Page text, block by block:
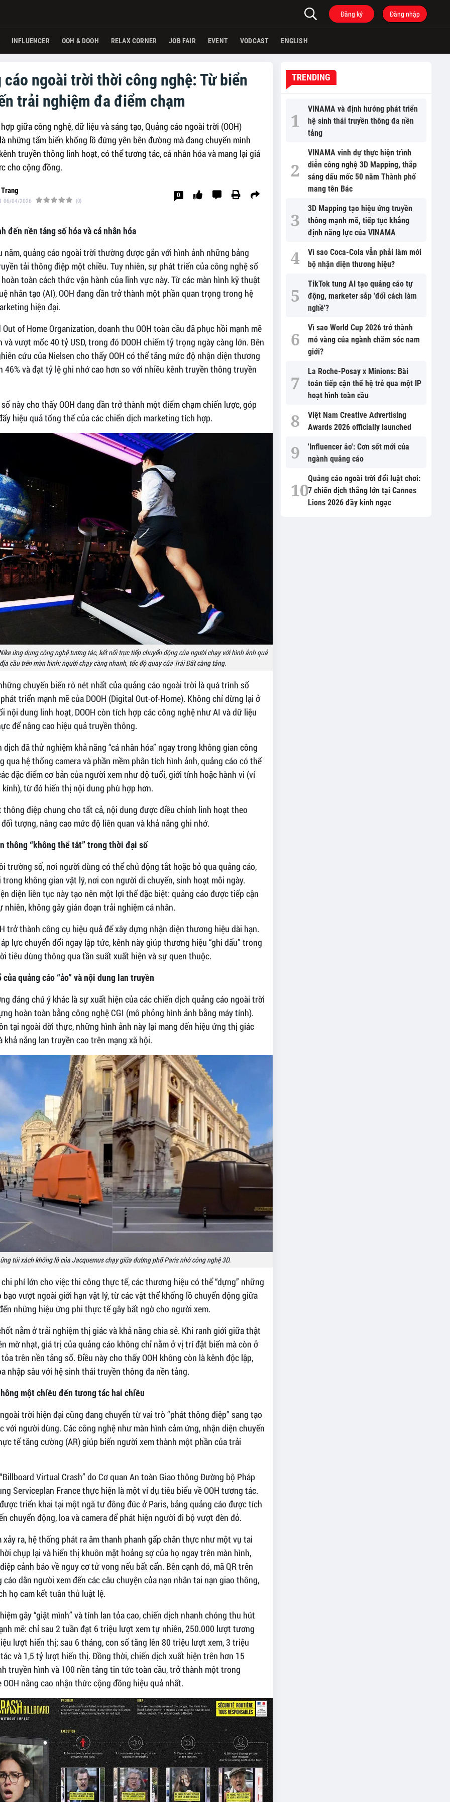
Đăng ký Đăng nhập
INFLUENCER OOH & DOOH RELAX CORNER JOB FAIR EVENT VODCAST ENGLISH
cáo ngoài trời thời công nghệ: Từ biển
trải nghiệm đa điểm chạm
giữa công nghệ, dữ liệu và sáng tạo, Quảng cáo ngoài trời (OOH)
những tấm biển khổng lồ đứng yên bên đường mà đang chuyển mình
truyền thông linh hoạt, có thể tương tác, cá nhân hóa và mang lại giá
cho cộng đồng.
06/04/2026 (0)
0
đến nền tảng số hóa và cá nhân hóa
năm, quảng cáo ngoài trời thường được gắn với hình ảnh những bảng
tải thông điệp một chiều. Tuy nhiên, sự phát triển của công nghệ số
toàn cách thức vận hành của lĩnh vực này. Từ các màn hình kỹ thuật
nhân tạo (AI), OOH đang dần trở thành một phần quan trọng trong hệ
hiện đại.
of Home Organization, doanh thu OOH toàn cầu đã phục hồi mạnh mẽ
và vượt mốc 40 tỷ USD, trong đó DOOH chiếm tỷ trọng ngày càng lớn. Bên
cứu của Nielsen cho thấy OOH có thể tăng mức độ nhận diện thương
46% và đạt tỷ lệ ghi nhớ cao hơn so với nhiều kênh truyền thông truyền
này cho thấy OOH đang dần trở thành một điểm chạm chiến lược, góp
hiệu quả tổng thể của các chiến dịch marketing tích hợp.
ứng dụng công nghệ tương tác, kết nối trực tiếp chuyển động của người chạy với hình ảnh quả
địa cầu trên màn hình: người chạy càng nhanh, tốc độ quay của Trái Đất càng tăng.
chuyển biến rõ nét nhất của quảng cáo ngoài trời là quá trình số
triển mạnh mẽ của DOOH (Digital Out-of-Home). Không chỉ dừng lại ở
nội dung linh hoạt, DOOH còn tích hợp các công nghệ như AI và dữ liệu
để nâng cao hiệu quả truyền thông.
dịch đã thử nghiệm khả năng “cá nhân hóa” ngay trong không gian công
qua hệ thống camera và phần mềm phân tích hình ảnh, quảng cáo có thể
đặc điểm cơ bản của người xem như độ tuổi, giới tính hoặc hành vi (ví
từ đó hiển thị nội dung phù hợp hơn.
thông điệp chung cho tất cả, nội dung được điều chỉnh linh hoạt theo
tượng, nâng cao mức độ liên quan và khả năng ghi nhớ.
thông “không thể tắt” trong thời đại số
trường số, nơi người dùng có thể chủ động tắt hoặc bỏ qua quảng cáo,
trong không gian vật lý, nơi con người di chuyển, sinh hoạt mỗi ngày.
diện liên tục này tạo nên một lợi thế đặc biệt: quảng cáo được tiếp cận
nhiên, không gây gián đoạn trải nghiệm cá nhân.
trở thành công cụ hiệu quả để xây dựng nhận diện thương hiệu dài hạn.
lực chuyển đổi ngay lập tức, kênh này giúp thương hiệu “ghi dấu” trong
tiêu dùng thông qua tần suất xuất hiện và sự quen thuộc.
của quảng cáo “ảo” và nội dung lan truyền
đáng chú ý khác là sự xuất hiện của các chiến dịch quảng cáo ngoài trời
hoàn toàn bằng công nghệ CGI (mô phỏng hình ảnh bằng máy tính).
tại ngoài đời thực, những hình ảnh này lại mang đến hiệu ứng thị giác
khả năng lan truyền cao trên mạng xã hội.
túi xách khổng lồ của Jacquemus chạy giữa đường phố Paris nhờ công nghệ 3D.
phí lớn cho việc thi công thực tế, các thương hiệu có thể “dựng” những
vượt ngoài giới hạn vật lý, từ các vật thể khổng lồ chuyển động giữa
những hiệu ứng phi thực tế gây bất ngờ cho người xem.
nằm ở trải nghiệm thị giác và khả năng chia sẻ. Khi ranh giới giữa thật
mờ nhạt, giá trị của quảng cáo không chỉ nằm ở vị trí đặt biển mà còn ở
trên nền tảng số. Điều này cho thấy OOH không còn là kênh độc lập,
nhập sâu với hệ sinh thái truyền thông đa nền tảng.
một chiều đến tương tác hai chiều
trời hiện đại cũng đang chuyển từ vai trò “phát thông điệp” sang tạo
với người dùng. Các công nghệ như màn hình cảm ứng, nhận diện chuyển
tế tăng cường (AR) giúp biến người xem thành một phần của trải
Virtual Crash” do Cơ quan An toàn Giao thông Đường bộ Pháp
Serviceplan France thực hiện là một ví dụ tiêu biểu về OOH tương tác.
triển khai tại một ngã tư đông đúc ở Paris, bảng quảng cáo được tích
chuyển động, loa và camera để phát hiện người đi bộ vượt đèn đỏ.
xảy ra, hệ thống phát ra âm thanh phanh gấp chân thực như một vụ tai
chụp lại và hiển thị khuôn mặt hoảng sợ của họ ngay trên màn hình,
cảnh báo về nguy cơ tử vong nếu bất cẩn. Bên cạnh đó, mã QR trên
cáo dẫn người xem đến các câu chuyện của nạn nhân tai nạn giao thông,
họ cam kết tuân thủ luật lệ.
gây “giật mình” và tính lan tỏa cao, chiến dịch nhanh chóng thu hút
mẽ: chỉ sau 2 tuần đạt 6 triệu lượt xem tự nhiên, 250.000 lượt tương
lượt hiển thị; sau 6 tháng, con số tăng lên 80 triệu lượt xem, 3 triệu
và 1,5 tỷ lượt hiển thị. Đồng thời, chiến dịch xuất hiện trên hơn 15
truyền hình và 100 nền tảng tin tức toàn cầu, trở thành một trong
OOH nâng cao nhận thức cộng đồng hiệu quả nhất.
TRENDING
VINAMA và định hướng phát triển
hệ sinh thái truyền thông đa nền
tảng
VINAMA vinh dự thực hiện trình
diễn công nghệ 3D Mapping, thắp
sáng dấu mốc 50 năm Thành phố
mang tên Bác
3D Mapping tạo hiệu ứng truyền
thông mạnh mẽ, tiếp tục khẳng
định năng lực của VINAMA
Vì sao Coca-Cola vẫn phải làm mới
bộ nhận diện thương hiệu?
TikTok tung AI tạo quảng cáo tự
động, marketer sắp 'đổi cách làm
nghề'?
Vì sao World Cup 2026 trở thành
mỏ vàng của ngành chăm sóc nam
giới?
La Roche-Posay x Minions: Bài
toán tiếp cận thế hệ trẻ qua một IP
hoạt hình toàn cầu
Việt Nam Creative Advertising
Awards 2026 officially launched
'Influencer ảo': Cơn sốt mới của
ngành quảng cáo
Quảng cáo ngoài trời đổi luật chơi:
7 chiến dịch thắng lớn tại Cannes
Lions 2026 đầy kinh ngạc